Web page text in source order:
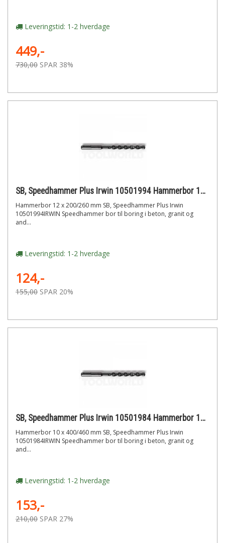
Leveringstid: 1-2 hverdage
449,-
730,00 SPAR 38%
SB, Speedhammer Plus Irwin 10501994 Hammerbor 12 x 200/260 mm
Hammerbor 12 x 200/260 mm SB, Speedhammer Plus Irwin
10501994IRWIN Speedhammer bor til boring i beton, granit og
and...
Leveringstid: 1-2 hverdage
124,-
155,00 SPAR 20%
SB, Speedhammer Plus Irwin 10501984 Hammerbor 10 x 400/460 mm
Hammerbor 10 x 400/460 mm SB, Speedhammer Plus Irwin
10501984IRWIN Speedhammer bor til boring i beton, granit og
and...
Leveringstid: 1-2 hverdage
153,-
210,00 SPAR 27%